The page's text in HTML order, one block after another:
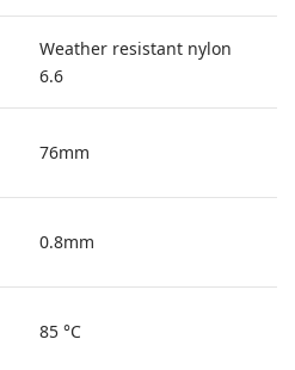
Weather resistant nylon
6.6
76mm
0.8mm
85 °C